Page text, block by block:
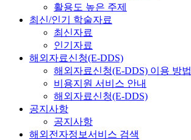
활용도 높은 주제
최신/인기 학술자료
최신자료
인기자료
해외자료신청(E-DDS)
해외자료신청(E-DDS) 이용 방법
비용지원 서비스 안내
해외자료신청(E-DDS)
공지사항
공지사항
해외전자정보서비스 검색